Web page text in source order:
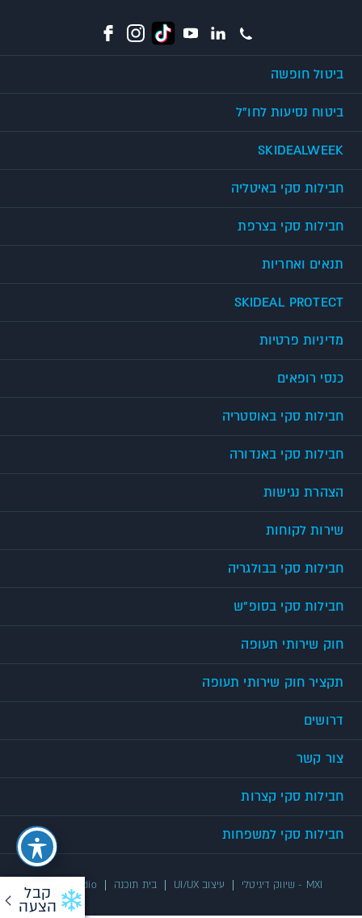
קבל
הצעה
ביטול חופשה
ביטוח נסיעות לחו"ל
SKIDEALWEEK
חבילות סקי באיטליה
חבילות סקי בצרפת
תנאים ואחריות
SKIDEAL PROTECT
מדיניות פרטיות
כנסי רופאים
חבילות סקי באוסטריה
חבילות סקי באנדורה
הצהרת נגישות
שירות לקוחות
חבילות סקי בבולגריה
חבילות סקי בסופ"ש
חוק שירותי תעופה
תקציר חוק שירותי תעופה
דרושים
צור קשר
חבילות סקי קצרות
חבילות סקי למשפחות
UX/UI Studio בית תוכנה עיצוב UI/UX MXI - שיווק דיגיטלי